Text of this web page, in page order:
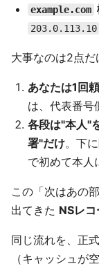
example.com
203.0.113.10
大事なのは2点だ
あなたは1回
は、代表番号
各段は"本人"
署"だけ。下
で初めて本人
この「次はあの
出てきた NSレコ
同じ流れを、正
（キャッシュが